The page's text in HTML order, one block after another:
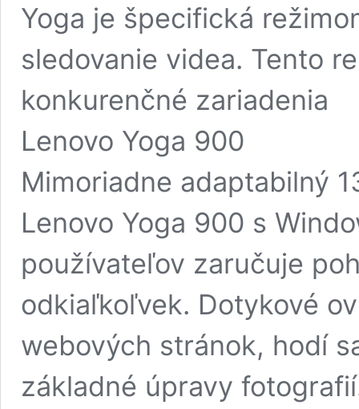
Yoga je špecifická
sledovanie videa. Tento
konkurenčné zariadenia
Lenovo Yoga 900
Mimoriadne adaptabilný
Lenovo Yoga 900 s
používateľov zaručuje
odkiaľkoľvek. Dotykové
webových stránok, hodí
základné úpravy